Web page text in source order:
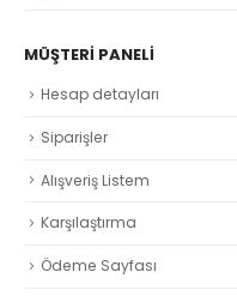
MÜŞTERI PANELI
Hesap detayları
Siparişler
Alışveriş Listem
Karşılaştırma
Ödeme Sayfası